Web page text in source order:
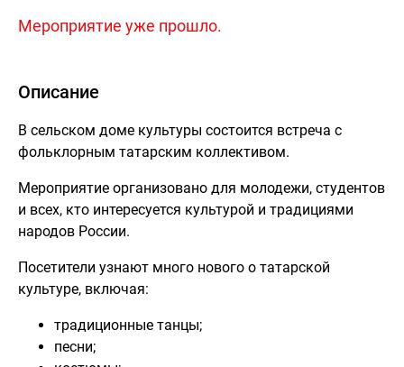
Мероприятие уже прошло.
Описание
В сельском доме культуры состоится встреча с
фольклорным татарским коллективом.
Мероприятие организовано для молодежи, студентов
и всех, кто интересуется культурой и традициями
народов России.
Посетители узнают много нового о татарской
культуре, включая:
традиционные танцы;
песни;